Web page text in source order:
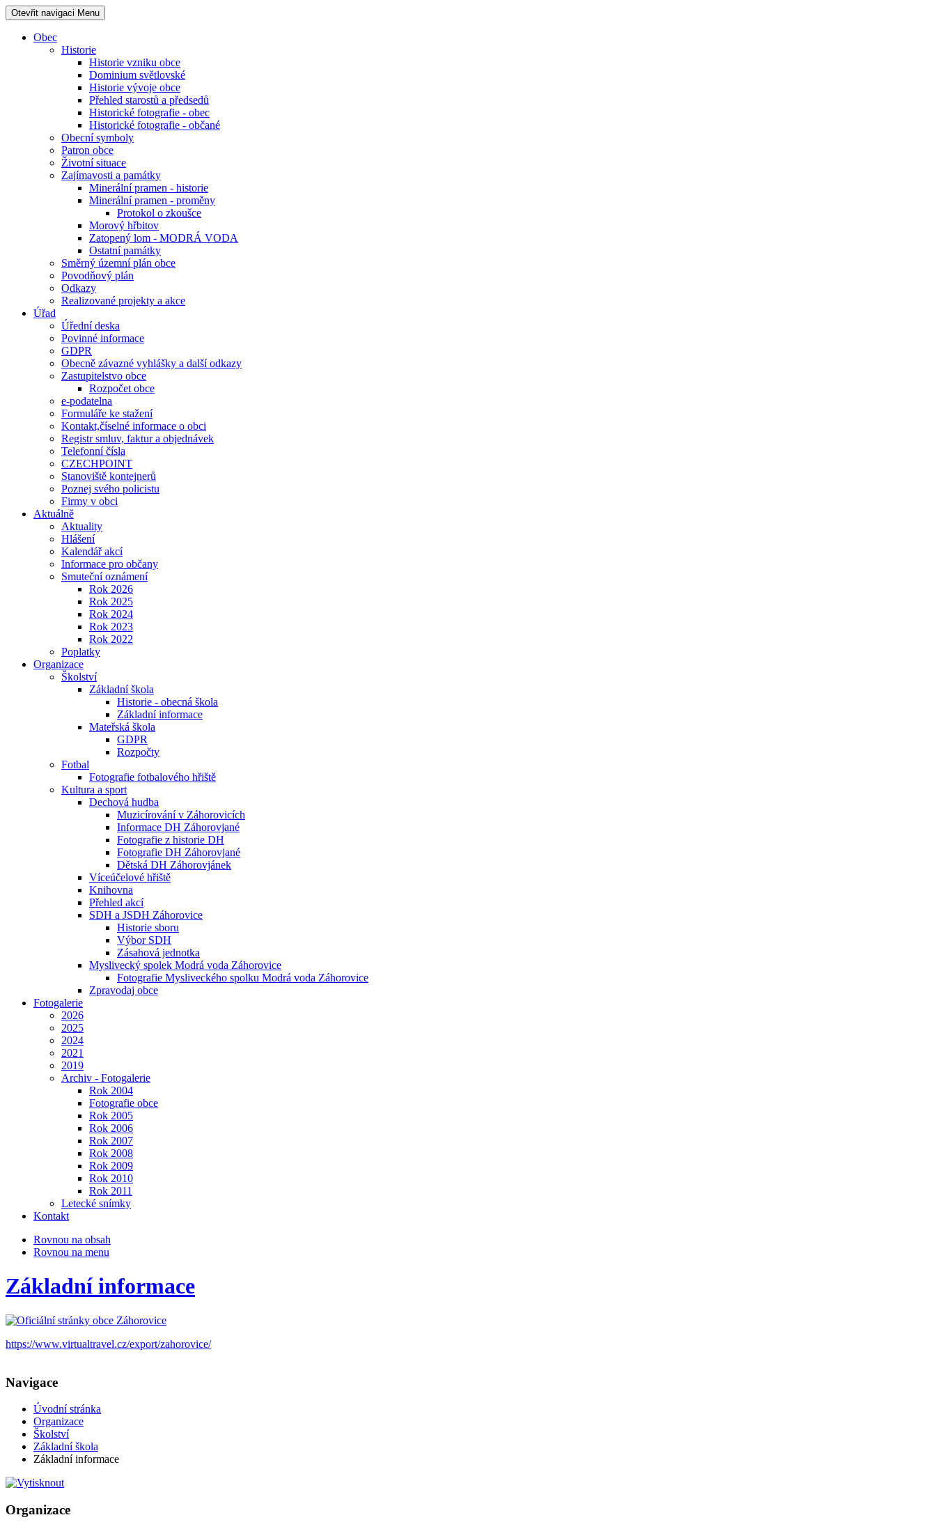
Otevřit navigaci Menu
Obec
Historie
Historie vzniku obce
Dominium světlovské
Historie vývoje obce
Přehled starostů a předsedů
Historické fotografie - obec
Historické fotografie - občané
Obecní symboly
Patron obce
Životní situace
Zajímavosti a památky
Minerální pramen - historie
Minerální pramen - proměny
Protokol o zkoušce
Morový hřbitov
Zatopený lom - MODRÁ VODA
Ostatní památky
Směrný územní plán obce
Povodňový plán
Odkazy
Realizované projekty a akce
Úřad
Úřední deska
Povinné informace
GDPR
Obecně závazné vyhlášky a další odkazy
Zastupitelstvo obce
Rozpočet obce
e-podatelna
Formuláře ke stažení
Kontakt,číselné informace o obci
Registr smluv, faktur a objednávek
Telefonní čísla
CZECHPOINT
Stanoviště kontejnerů
Poznej svého policistu
Firmy v obci
Aktuálně
Aktuality
Hlášení
Kalendář akcí
Informace pro občany
Smuteční oznámení
Rok 2026
Rok 2025
Rok 2024
Rok 2023
Rok 2022
Poplatky
Organizace
Školství
Základní škola
Historie - obecná škola
Základní informace
Mateřská škola
GDPR
Rozpočty
Fotbal
Fotografie fotbalového hřiště
Kultura a sport
Dechová hudba
Muzicírování v Záhorovicích
Informace DH Záhorovjané
Fotografie z historie DH
Fotografie DH Záhorovjané
Dětská DH Záhorovjánek
Víceúčelové hřiště
Knihovna
Přehled akcí
SDH a JSDH Záhorovice
Historie sboru
Výbor SDH
Zásahová jednotka
Myslivecký spolek Modrá voda Záhorovice
Fotografie Mysliveckého spolku Modrá voda Záhorovice
Zpravodaj obce
Fotogalerie
2026
2025
2024
2021
2019
Archiv - Fotogalerie
Rok 2004
Fotografie obce
Rok 2005
Rok 2006
Rok 2007
Rok 2008
Rok 2009
Rok 2010
Rok 2011
Letecké snímky
Kontakt
Rovnou na obsah
Rovnou na menu
Základní informace
https://www.virtualtravel.cz/export/zahorovice/
Navigace
Úvodní stránka
Organizace
Školství
Základní škola
Základní informace
Organizace